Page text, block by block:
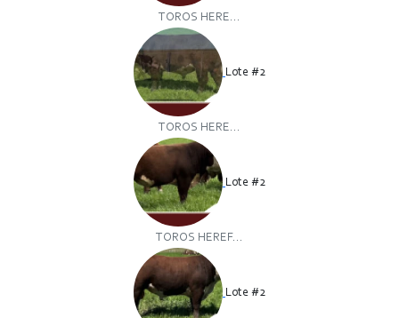
TOROS HERE...
Lote #2
TOROS HERE...
Lote #2
TOROS HEREF...
Lote #2